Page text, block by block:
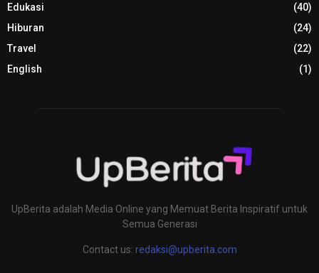
Edukasi
(40)
Hiburan
(24)
Travel
(22)
English
(1)
UpBerita adalah Media Online yang Memuat Berita Inspiratif untuk
Semua Generasi
Contact us: redaksi@upberita.com